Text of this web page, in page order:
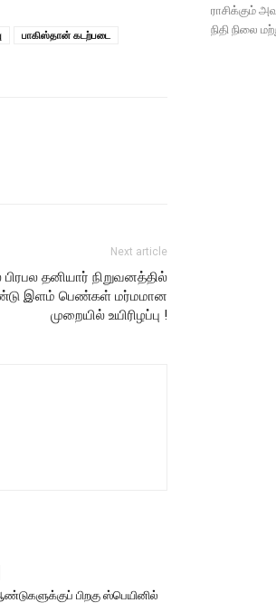
பாகிஸ்தான் கடற்படை
Next article
தனியார் நிறுவனத்தில்
இளம் பெண்கள் மர்மமான
முறையில் உயிரிழப்பு !
பிறகு ஸ்பெயினில்
ராசிக்கும்
நிதி நிலை